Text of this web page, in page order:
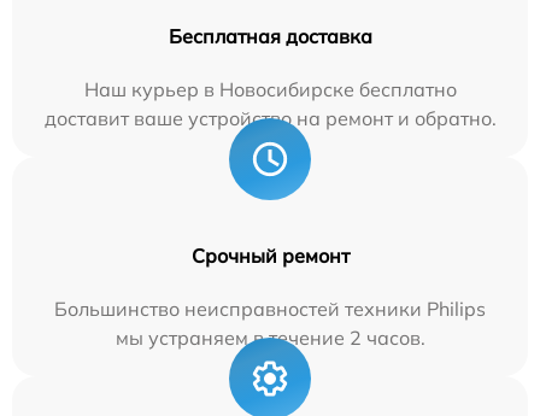
Бесплатная доставка
Наш курьер в Новосибирске бесплатно
доставит ваше устройство на ремонт и обратно.
Срочный ремонт
Большинство неисправностей техники Philips
мы устраняем в течение 2 часов.